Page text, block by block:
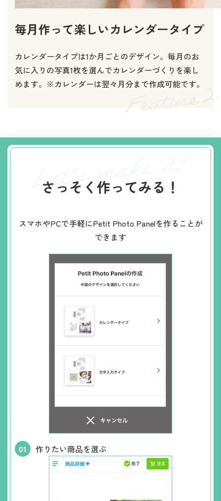
毎月作って楽しいカレンダータイプ
カレンダータイプは1か月ごとのデザイン。毎月のお
気に入りの写真1枚を選んでカレンダーづくりを楽し
めます。※カレンダーは翌々月分まで作成可能です。
さっそく作ってみる！
スマホやPCで手軽にPetit Photo Panelを作ることが
できます
作りたい商品を選ぶ